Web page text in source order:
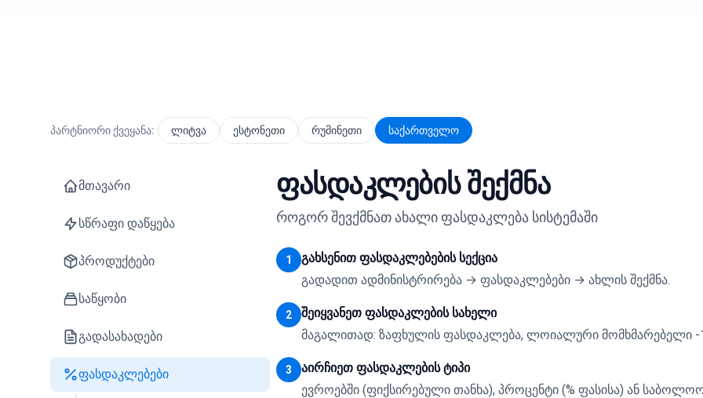
პარტნიორი ქვეყანა: ლიტვა ესტონეთი რუმინეთი საქართველო
მთავარი
სწრაფი დაწყება
პროდუქტები
საწყობი
გადასახადები
ფასდაკლებები
ფასდაკლების შექმნა
როგორ შევქმნათ ახალი ფასდაკლება სისტემაში
1
გახსენით ფასდაკლებების სექცია
გადადით ადმინისტრირება → ფასდაკლებები → ახლის შექმნა.
2
შეიყვანეთ ფასდაკლების სახელი
მაგალითად: ზაფხულის ფასდაკლება, ლოიალური მომხმარებელი -
3
აირჩიეთ ფასდაკლების ტიპი
ევროებში (ფიქსირებული თანხა), პროცენტი (% ფასისა) ან